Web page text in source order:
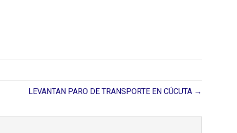
LEVANTAN PARO DE TRANSPORTE EN CÚCUTA →